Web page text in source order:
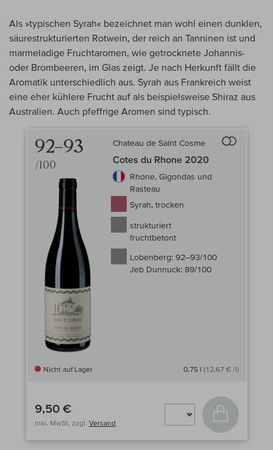
Als »typischen Syrah« bezeichnet man wohl einen dunklen,
säurestrukturierten Rotwein, der reich an Tanninen ist und
marmeladige Fruchtaromen, wie getrocknete Johannis-
oder Brombeeren, im Glas zeigt. Je nach Herkunft fällt die
Aromatik unterschiedlich aus. Syrah aus Frankreich weist
eine eher kühlere Frucht auf als beispielsweise Shiraz aus
Australien. Auch pfeffrige Aromen sind typisch.
92–93
/100
Chateau de Saint Cosme
Cotes du Rhone 2020
Rhone, Gigondas und
Rasteau
Syrah, trocken
strukturiert
fruchtbetont
Lobenberg: 92–93/100
Jeb Dunnuck: 89/100
Nicht auf Lager 0,75 l (12,67 € /l)
9,50 €
inkl. MwSt, zzgl. Versand
In den